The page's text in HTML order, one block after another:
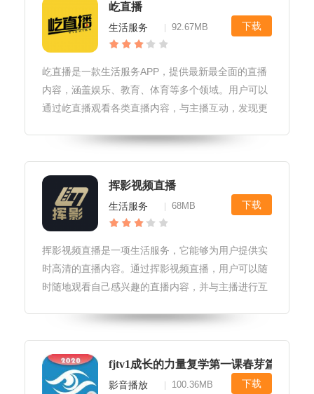
屹直播
生活服务 92.67MB 下载
屹直播是一款生活服务APP，提供最新最全面的直播
内容，涵盖娱乐、教育、体育等多个领域。用户可以
通过屹直播观看各类直播内容，与主播互动，发现更
的传输和播放功能，可以快速加载和播放高清视频
流。2.屹直播软件支持多种网
挥影视频直播
生活服务 68MB 下载
挥影视频直播是一项生活服务，它能够为用户提供实
时高清的直播内容。通过挥影视频直播，用户可以随
时随地观看自己感兴趣的直播内容，并与主播进行互
视频直播提供实时高清直播，让用户可以清晰地观看
直播内容。多种直播方式：挥影视
fjtv1成长的力量复学第一课春芽篇直播+
影音播放 100.36MB 下载